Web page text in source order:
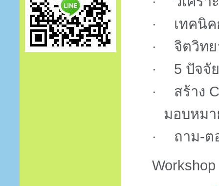
· เทคนิ
· จิตวิท
· 5 ปัจจั
· สร้าง
มอบหมา
·
ถาม-ต
Workshop